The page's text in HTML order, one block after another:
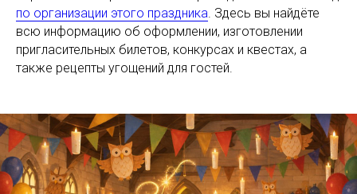
по организации этого праздника. Здесь вы найдёте
всю информацию об оформлении, изготовлении
пригласительных билетов, конкурсах и квестах, а
также рецепты угощений для гостей.